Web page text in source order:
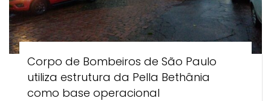
Corpo de Bombeiros de São Paulo
utiliza estrutura da Pella Bethânia
como base operacional